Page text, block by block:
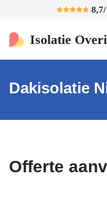
Ga
naar
inhoud
8,7/
Isolatie
Dakisolatie
Offerte